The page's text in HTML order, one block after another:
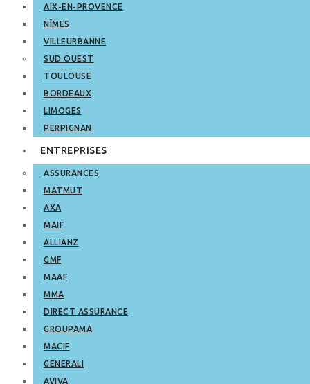
AIX-EN-PROVENCE
NÎMES
VILLEURBANNE
SUD OUEST
TOULOUSE
BORDEAUX
LIMOGES
PERPIGNAN
ENTREPRISES
ASSURANCES
MATMUT
AXA
MAIF
ALLIANZ
GMF
MAAF
MMA
DIRECT ASSURANCE
GROUPAMA
MACIF
GENERALI
AVIVA